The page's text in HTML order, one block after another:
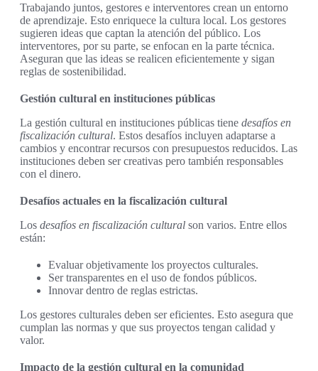
Trabajando juntos, gestores e interventores crean un entorno
de aprendizaje. Esto enriquece la cultura local. Los gestores
sugieren ideas que captan la atención del público. Los
interventores, por su parte, se enfocan en la parte técnica.
Aseguran que las ideas se realicen eficientemente y sigan
reglas de sostenibilidad.
Gestión cultural en instituciones públicas
La gestión cultural en instituciones públicas tiene desafíos en
fiscalización cultural. Estos desafíos incluyen adaptarse a
cambios y encontrar recursos con presupuestos reducidos. Las
instituciones deben ser creativas pero también responsables
con el dinero.
Desafíos actuales en la fiscalización cultural
Los desafíos en fiscalización cultural son varios. Entre ellos
están:
Evaluar objetivamente los proyectos culturales.
Ser transparentes en el uso de fondos públicos.
Innovar dentro de reglas estrictas.
Los gestores culturales deben ser eficientes. Esto asegura que
cumplan las normas y que sus proyectos tengan calidad y
valor.
Impacto de la gestión cultural en la comunidad